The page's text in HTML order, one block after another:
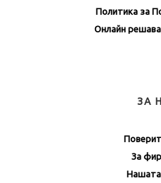
Политика за
Онлайн
ЗА
За
Нашата